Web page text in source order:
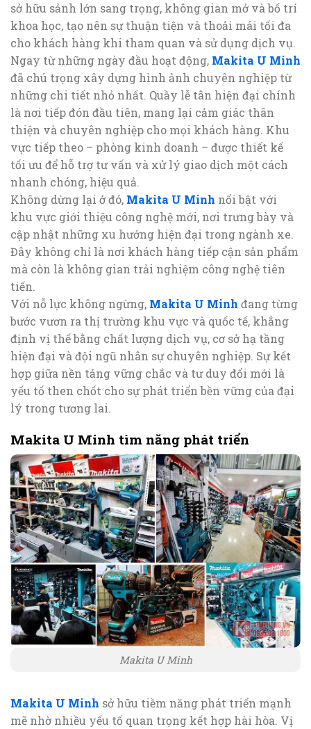
sở hữu sảnh lớn sang trọng, không gian mở và bố trí
khoa học, tạo nên sự thuận tiện và thoải mái tối đa
cho khách hàng khi tham quan và sử dụng dịch vụ.
Ngay từ những ngày đầu hoạt động, Makita U Minh
đã chú trọng xây dựng hình ảnh chuyên nghiệp từ
những chi tiết nhỏ nhất. Quầy lễ tân hiện đại chính
là nơi tiếp đón đầu tiên, mang lại cảm giác thân
thiện và chuyên nghiệp cho mọi khách hàng. Khu
vực tiếp theo – phòng kinh doanh – được thiết kế
tối ưu để hỗ trợ tư vấn và xử lý giao dịch một cách
nhanh chóng, hiệu quả.
Không dừng lại ở đó, Makita U Minh nổi bật với
khu vực giới thiệu công nghệ mới, nơi trưng bày và
cập nhật những xu hướng hiện đại trong ngành xe.
Đây không chỉ là nơi khách hàng tiếp cận sản phẩm
mà còn là không gian trải nghiệm công nghệ tiên
tiến.
Với nỗ lực không ngừng, Makita U Minh đang từng
bước vươn ra thị trường khu vực và quốc tế, khẳng
định vị thế bằng chất lượng dịch vụ, cơ sở hạ tầng
hiện đại và đội ngũ nhân sự chuyên nghiệp. Sự kết
hợp giữa nền tảng vững chắc và tư duy đổi mới là
yếu tố then chốt cho sự phát triển bền vững của đại
lý trong tương lai.
Makita U Minh tìm năng phát triển
Makita U Minh
Makita U Minh sở hữu tiềm năng phát triển mạnh
mẽ nhờ nhiều yếu tố quan trọng kết hợp hài hòa. Vị